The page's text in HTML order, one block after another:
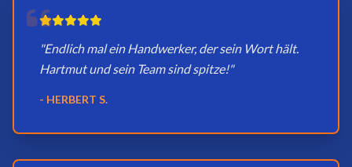
"Endlich mal ein Handwerker, der sein Wort hält.
Hartmut und sein Team sind spitze!"
- HERBERT S.